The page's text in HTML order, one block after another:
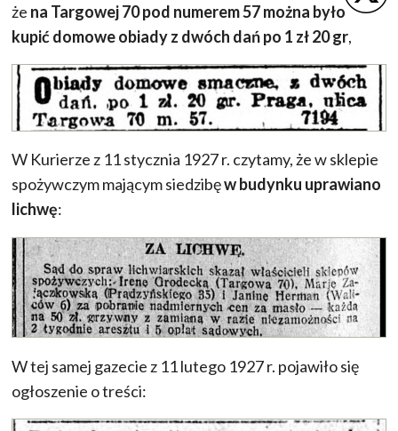
że na Targowej 70 pod numerem 57 można było
kupić domowe obiady z dwóch dań po 1 zł 20 gr,
W Kurierze z 11 stycznia 1927 r. czytamy, że w sklepie
spożywczym mającym siedzibęw budynku uprawiano
lichwę:
W tej samej gazecie z 11 lutego 1927 r. pojawiło się
ogłoszenie o treści: